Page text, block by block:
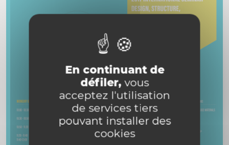
En continuant de
défiler,vous
acceptez l'utilisation
de services tiers
pouvant installer des
cookies